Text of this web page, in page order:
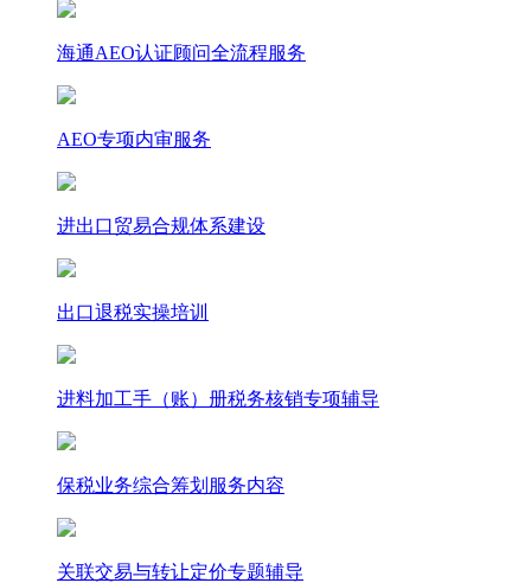
海通AEO认证顾问全流程服务
AEO专项内审服务
进出口贸易合规体系建设
出口退税实操培训
进料加工手（账）册税务核销专项辅导
保税业务综合筹划服务内容
关联交易与转让定价专题辅导